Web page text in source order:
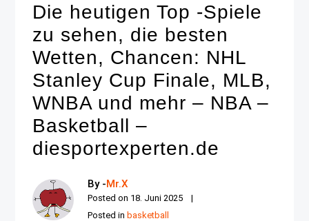
Die heutigen Top -Spiele
zu sehen, die besten
Wetten, Chancen: NHL
Stanley Cup Finale, MLB,
WNBA und mehr – NBA –
Basketball –
diesportexperten.de
By -Mr.X
Posted on 18. Juni 2025
Posted in basketball